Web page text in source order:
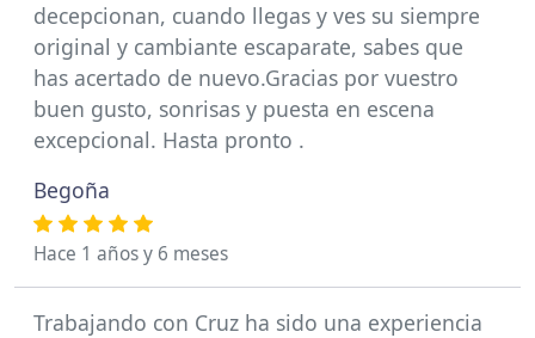
decepcionan, cuando llegas y ves su siempre
original y cambiante escaparate, sabes que
has acertado de nuevo.Gracias por vuestro
buen gusto, sonrisas y puesta en escena
excepcional. Hasta pronto .
Begoña
Hace 1 años y 6 meses
Trabajando con Cruz ha sido una experiencia